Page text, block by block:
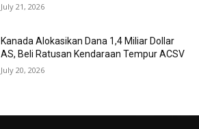
July 21, 2026
Kanada Alokasikan Dana 1,4 Miliar Dollar
AS, Beli Ratusan Kendaraan Tempur ACSV
July 20, 2026